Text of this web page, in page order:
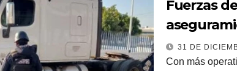
Fuerzas
31 DE
Con más